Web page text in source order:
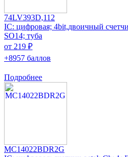
74LV393D,112
IC: цифровая; 4bit,двоичный
SO14; туба
от 219 ₽
+8957 баллов
Подробнее
MC14022BDR2G